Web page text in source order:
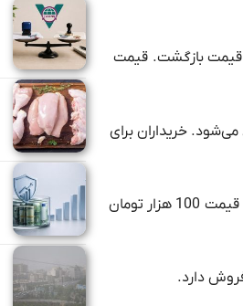
قیمت بازگشت. قیمت
کانال 115 میلیون تومان خریدوفروش می‌شود. خریداران برای
قیمت نیم‌سکه نیز 700 هزار تومان پایین آمد و اکنون 60 میلیون و 660 هزار تومان فروخته می‌شود. ربع‌سکه اما با رشد قیمت 100 هزار تومان